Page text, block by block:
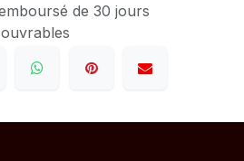
de 30 jours